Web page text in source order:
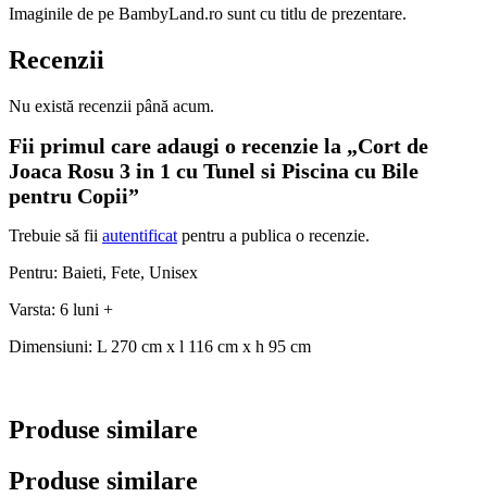
Imaginile de pe BambyLand.ro sunt cu titlu de prezentare.
Recenzii
Nu există recenzii până acum.
Fii primul care adaugi o recenzie la „Cort de
Joaca Rosu 3 in 1 cu Tunel si Piscina cu Bile
pentru Copii”
Trebuie să fii autentificat pentru a publica o recenzie.
Pentru: Baieti, Fete, Unisex
Varsta: 6 luni +
Dimensiuni: L 270 cm x l 116 cm x h 95 cm
Produse similare
Produse similare